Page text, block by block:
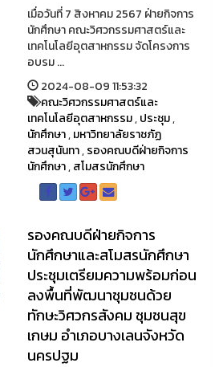
เมื่อวันที่ 7 สิงหาคม 2567 ฝ่ายกิจการ
นักศึกษา คณะวิศวกรรมศาสตร์และ
เทคโนโลยีอุตสาหกรรม จัดโครงการ
อบรม ...
2024-08-09 11:53:32
คณะวิศวกรรมศาสตร์และ
เทคโนโลยีอุตสาหกรรม,ประชุม,
นักศึกษา,มหาวิทยาลัยราชภัฏ
สวนสุนันทา,รองคณบดีฝ่ายกิจการ
นักศึกษา,สโมสรนักศึกษา
รองคณบดีฝ่ายกิจการ
นักศึกษาและสโมสรนักศึกษา
ประชุมเตรียมความพร้อมก่อน
ลงพื้นที่พัฒนาชุมชนด้วย
ทักษะวิศวกรสังคม ชุมชนสุข
เกษม อำเภอบางเลนจังหวัด
นครปฐม